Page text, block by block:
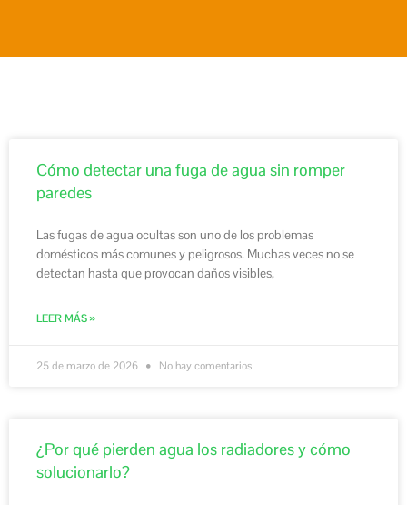
Cómo detectar una fuga de agua sin romper
paredes
Las fugas de agua ocultas son uno de los problemas
domésticos más comunes y peligrosos. Muchas veces no se
detectan hasta que provocan daños visibles,
LEER MÁS »
25 de marzo de 2026 No hay comentarios
¿Por qué pierden agua los radiadores y cómo
solucionarlo?